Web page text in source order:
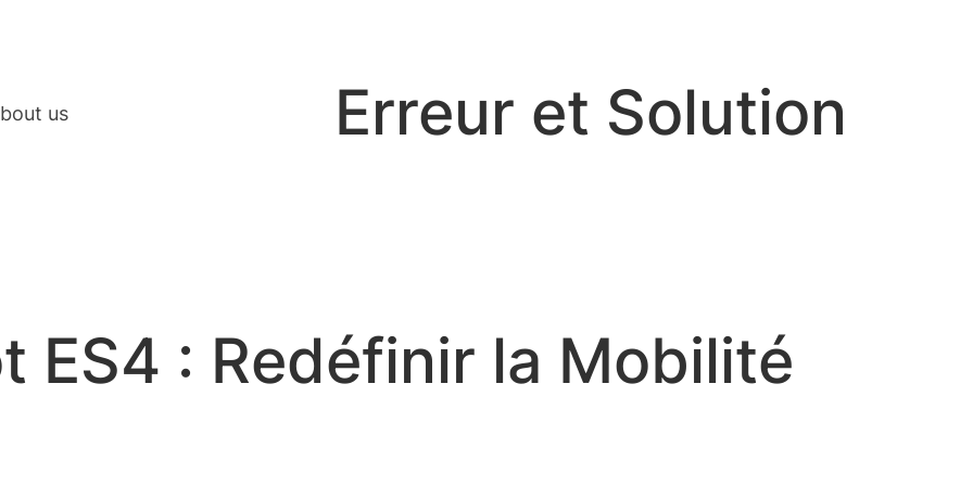
us Erreur et Solution
ES4 : Redéfinir la Mobilité